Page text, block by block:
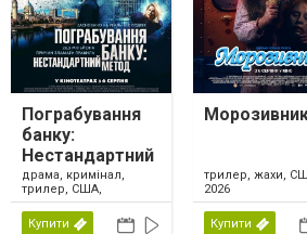
Пограбування
банку:
Нестандартний
метод
драма, кримінал,
трилер, США,
Великобританія,
Ірландія, 2026
Купити
трилер, жахи,
2026
Купити